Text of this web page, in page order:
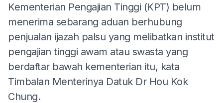
Kementerian Pengajian Tinggi (KPT) belum
menerima sebarang aduan berhubung
penjualan ijazah palsu yang melibatkan institut
pengajian tinggi awam atau swasta yang
berdaftar bawah kementerian itu, kata
Timbalan Menterinya Datuk Dr Hou Kok
Chung.